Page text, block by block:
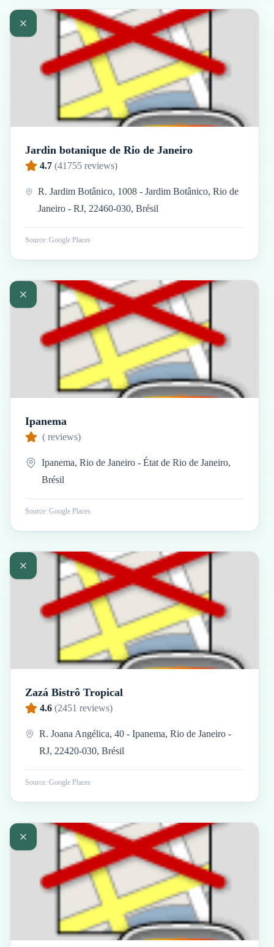
Jardin botanique de Rio de Janeiro
4.7 (41755 reviews)
R. Jardim Botânico, 1008 - Jardim Botânico, Rio de
Janeiro - RJ, 22460-030, Brésil
Source: Google Places
Ipanema
( reviews)
Ipanema, Rio de Janeiro - État de Rio de Janeiro,
Brésil
Source: Google Places
Zazá Bistrô Tropical
4.6 (2451 reviews)
R. Joana Angélica, 40 - Ipanema, Rio de Janeiro -
RJ, 22420-030, Brésil
Source: Google Places